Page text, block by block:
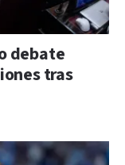
debate
tras